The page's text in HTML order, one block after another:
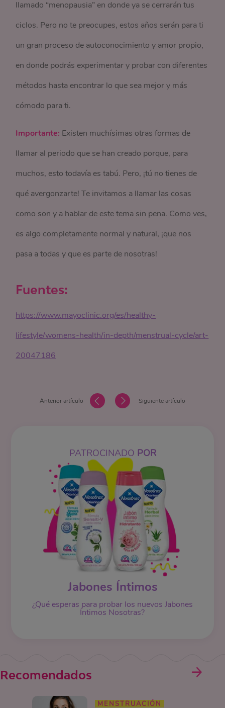
llamado “menopausia” en donde ya se cerrarán tus
ciclos. Pero no te preocupes, estos años serán para ti
un gran proceso de autoconocimiento y amor propio,
en donde podrás experimentar y probar con diferentes
métodos hasta encontrar lo que sea mejor y más
cómodo para ti.
Importante: Existen muchísimas otras formas de
llamar al periodo que se han creado porque, para
muchos, esto todavía es tabú. Pero, ¡tú no tienes de
qué avergonzarte! Te invitamos a llamar las cosas
como son y a hablar de este tema sin pena. Como ves,
es algo completamente normal y natural, ¡que nos
pasa a todas y que es parte de nosotras!
Fuentes:
https://www.mayoclinic.org/es/healthy-
lifestyle/womens-health/in-depth/menstrual-cycle/art-
20047186
Anterior artículo Siguiente artículo
PATROCINADO POR
Jabones Íntimos
¿Qué esperas para probar los nuevos Jabones
Íntimos Nosotras?
Recomendados
MENSTRUACIÓN